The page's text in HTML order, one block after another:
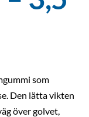
som
Den lätta vikten
över golvet,